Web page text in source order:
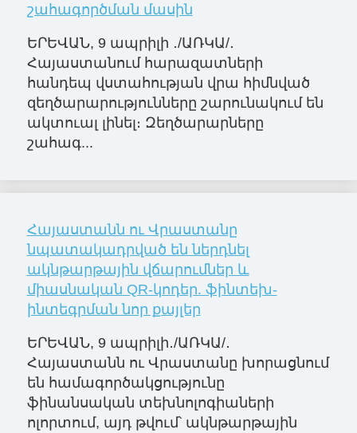
շահագործման մասին
ԵՐԵՎԱՆ, 9 ապրիլի ․/ԱՌԿԱ/․
Հայաստանում հարազատների
հանդեպ վստահության վրա հիմնված
զեղծարարությունները շարունակում են
ակտուալ լինել։ Զեղծարարները
շահագ...
Հայաստանն ու Վրաստանը
նպատակադրված են ներդնել
ակնթարթային վճարումներ և
միասնական QR-կոդեր. ֆինտեխ-
ինտեգրման նոր քայլեր
ԵՐԵՎԱՆ, 9 ապրիլի․/ԱՌԿԱ/․
Հայաստանն ու Վրաստանը խորացնում
են համագործակցությունը
ֆինանսական տեխնոլոգիաների
ոլորտում, այդ թվում՝ ակնթարթային